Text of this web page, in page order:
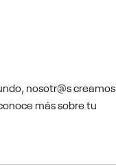
nosotr@s creamos
más sobre tu